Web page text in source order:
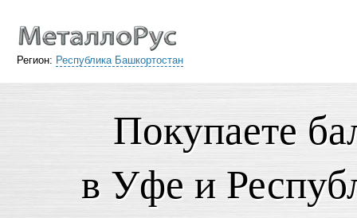
Регион: Республика Башкортостан
Покупаете
в Уфе и